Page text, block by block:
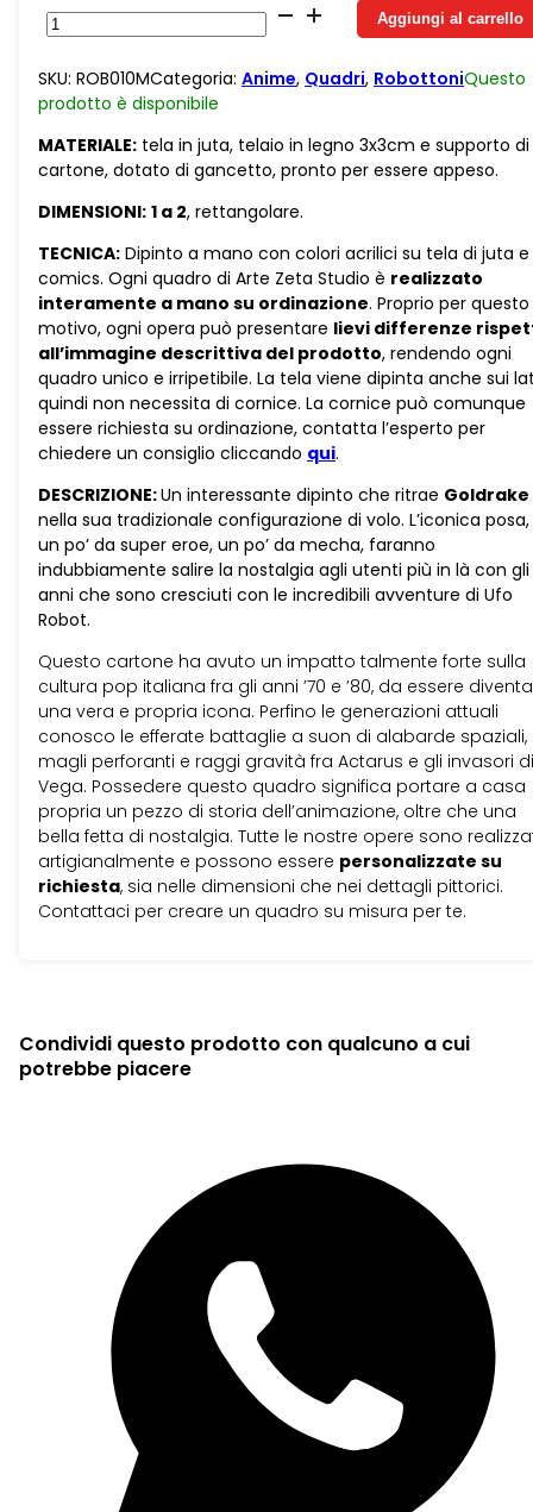
Goldrake
Ufo
In
Volo
quantità
Aggiungi al carrello
SKU: ROB010MCategoria: Anime, Quadri, RobottoniQuesto
prodotto è disponibile
MATERIALE: tela in juta, telaio in legno 3x3cm e supporto di
cartone, dotato di gancetto, pronto per essere appeso.
DIMENSIONI: 1 a 2, rettangolare.
TECNICA: Dipinto a mano con colori acrilici su tela di juta e
comics. Ogni quadro di Arte Zeta Studio è realizzato
interamente a mano su ordinazione. Proprio per questo
motivo, ogni opera può presentare lievi differenze
all’immagine descrittiva del prodotto, rendendo ogni
quadro unico e irripetibile. La tela viene dipinta anche sui
quindi non necessita di cornice. La cornice può comunque
essere richiesta su ordinazione, contatta l’esperto per
chiedere un consiglio cliccando qui.
DESCRIZIONE:Un interessante dipinto che ritrae Goldrake
nella sua tradizionale configurazione di volo. L’iconica posa,
un po’ da super eroe, un po’ da mecha, faranno
indubbiamente salire la nostalgia agli utenti più in là con gli
anni che sono cresciuti con le incredibili avventure di Ufo
Robot.
Questo cartone ha avuto un impatto talmente forte sulla
cultura pop italiana fra gli anni ’70 e ’80, da essere
una vera e propria icona. Perfino le generazioni attuali
conosco le efferate battaglie a suon di alabarde spaziali,
magli perforanti e raggi gravità fra Actarus e gli invasori di
Vega. Possedere questo quadro significa portare a casa
propria un pezzo di storia dell’animazione, oltre che una
bella fetta di nostalgia. Tutte le nostre opere sono
artigianalmente e possono essere personalizzate su
richiesta, sia nelle dimensioni che nei dettagli pittorici.
Contattaci per creare un quadro su misura per te.
Condividi questo prodotto con qualcuno a cui
potrebbe piacere